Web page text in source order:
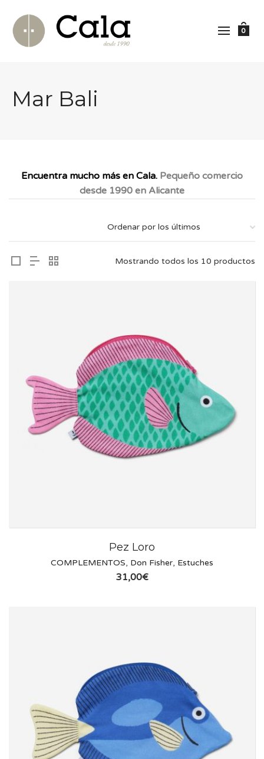
0
Mar Bali
Encuentra mucho más en Cala. Pequeño comercio
desde 1990 en Alicante
Mostrando todos los 10 productos
Pez Loro
COMPLEMENTOS, Don Fisher, Estuches
31,00€